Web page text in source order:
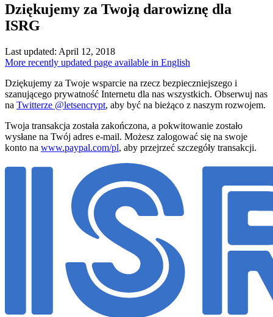
Dziękujemy za Twoją darowiznę dla
ISRG
Last updated: April 12, 2018
More recently updated page available in English
Dziękujemy za Twoje wsparcie na rzecz bezpieczniejszego i
szanującego prywatność Internetu dla nas wszystkich. Obserwuj nas
na Twitterze @letsencrypt, aby być na bieżąco z naszym rozwojem.
Twoja transakcja została zakończona, a pokwitowanie zostało
wysłane na Twój adres e-mail. Możesz zalogować się na swoje
konto na www.paypal.com/pl, aby przejrzeć szczegóły transakcji.